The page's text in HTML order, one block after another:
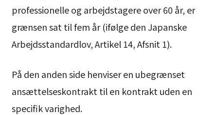
professionelle og arbejdstagere over 60 år, er
grænsen sat til fem år (ifølge den Japanske
Arbejdsstandardlov, Artikel 14, Afsnit 1).
På den anden side henviser en ubegrænset
ansættelseskontrakt til en kontrakt uden en
specifik varighed.